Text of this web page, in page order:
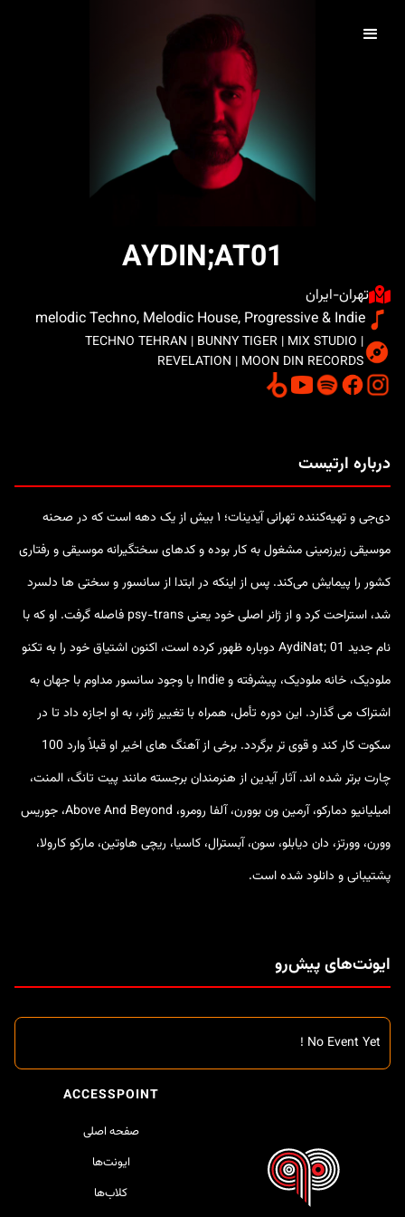
AYDIN;AT01
تهران-ایران
melodic Techno, Melodic House, Progressive & Indie
TECHNO TEHRAN | BUNNY TIGER | MIX STUDIO |
REVELATION | MOON DIN RECORDS
درباره ارتیست
دی‌جی و تهیه‌کننده تهرانی آیدینات؛ ۱ بیش از یک دهه است که در صحنه
موسیقی زیرزمینی مشغول به کار بوده و کدهای سختگیرانه موسیقی و رفتاری
کشور را پیمایش می‌کند. پس از اینکه در ابتدا از سانسور و سختی ها دلسرد
شد، استراحت کرد و از ژانر اصلی خود یعنی psy-trans فاصله گرفت. او که با
نام جدید AydiNat; 01 دوباره ظهور کرده است، اکنون اشتیاق خود را به تکنو
ملودیک، خانه ملودیک، پیشرفته و Indie با وجود سانسور مداوم با جهان به
اشتراک می گذارد. این دوره تأمل، همراه با تغییر ژانر، به او اجازه داد تا در
سکوت کار کند و قوی تر برگردد. برخی از آهنگ های اخیر او قبلاً وارد 100
چارت برتر شده اند. آثار آیدین از هنرمندان برجسته مانند پیت تانگ، المنت،
امیلیانیو دمارکو، آرمین ون بوورن، آلفا رومرو، Above And Beyond، جوریس
وورن، وورتز، دان دیابلو، سون، آبسترال، کاسیا، ریچی هاوتین، مارکو کارولا،
پشتیبانی و دانلود شده است.
ایونت‌های پیش‌رو
No Event Yet !
ACCESSPOINT
صفحه اصلی
ایونت‌ها
کلاب‌ها